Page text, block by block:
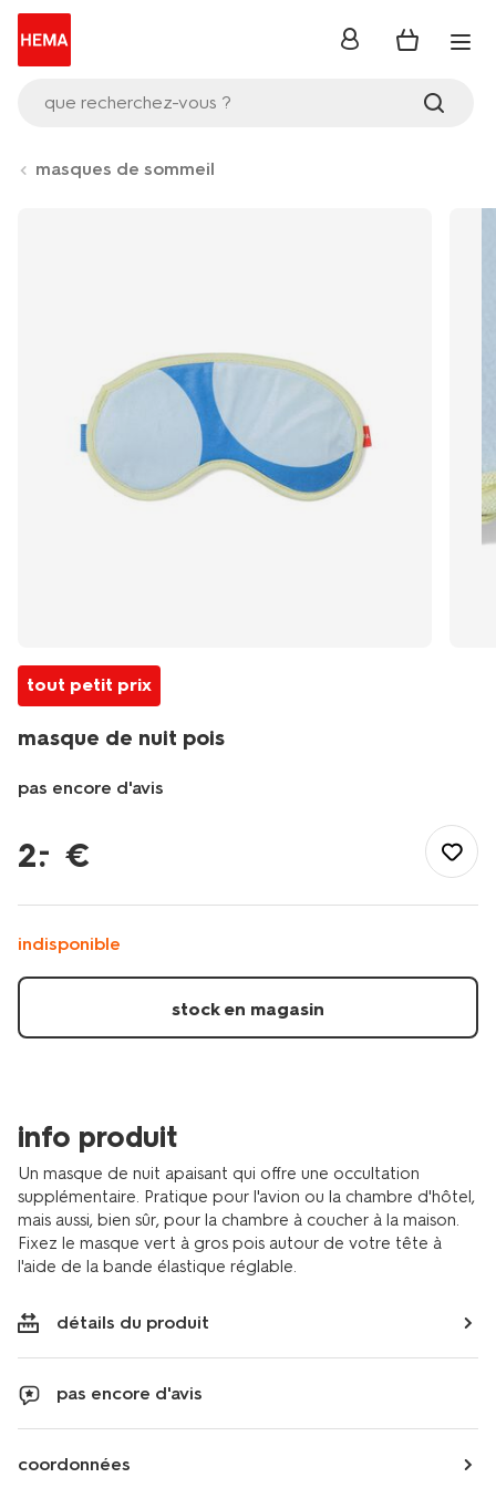
que recherchez-vous ?
se
masques de sommeil
tout petit prix
masque de nuit pois
pas encore d'avis
fr/loisirs-
temps-
de-
voyage/masques-
de-
sommeil/masque-
nuit-
2.
– €
indisponible
stock en magasin
info produit
Un masque de nuit apaisant qui offre une occultation
supplémentaire. Pratique pour l'avion ou la chambre d'hôtel,
mais aussi, bien sûr, pour la chambre à coucher à la maison.
Fixez le masque vert à gros pois autour de votre tête à
l'aide de la bande élastique réglable.
détails du produit
pas encore d'avis
coordonnées